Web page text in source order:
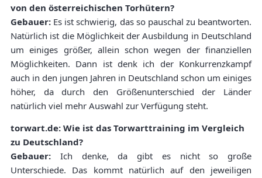
von den österreichischen Torhütern?
Gebauer: Es ist schwierig, das so pauschal zu beantworten.
Natürlich ist die Möglichkeit der Ausbildung in Deutschland
um einiges größer, allein schon wegen der finanziellen
Möglichkeiten. Dann ist denk ich der Konkurrenzkampf
auch in den jungen Jahren in Deutschland schon um einiges
höher, da durch den Größenunterschied der Länder
natürlich viel mehr Auswahl zur Verfügung steht.
torwart.de: Wie ist das Torwarttraining im Vergleich
zu Deutschland?
Gebauer: Ich denke, da gibt es nicht so große
Unterschiede. Das kommt natürlich auf den jeweiligen